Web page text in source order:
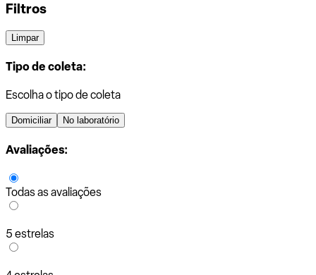
Filtros
Limpar
Tipo de coleta:
Escolha o tipo de coleta
Domiciliar No laboratório
Avaliações:
Todas as avaliações
5 estrelas